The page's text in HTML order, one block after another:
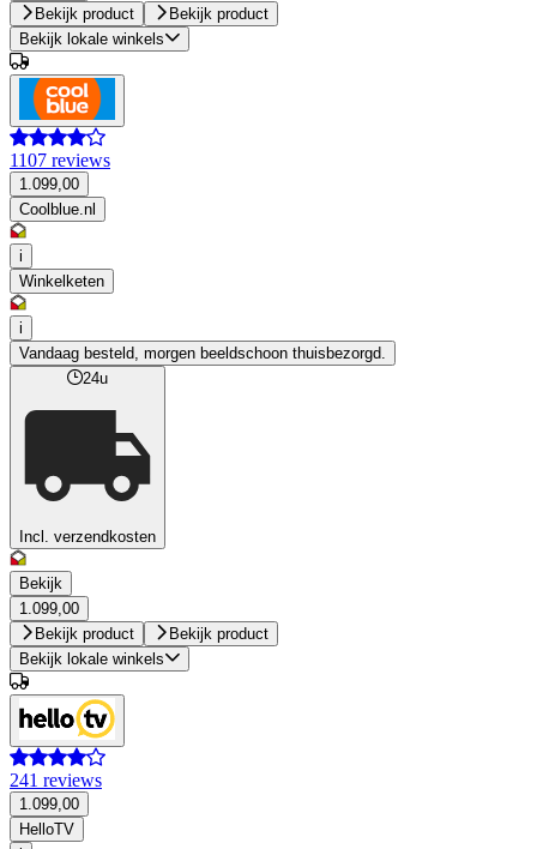
Bekijk product
Bekijk product
Bekijk lokale winkels
1107 reviews
1.099,00
Coolblue.nl
i
Winkelketen
i
Vandaag besteld, morgen beeldschoon thuisbezorgd.
24u
Incl. verzendkosten
Bekijk
1.099,00
Bekijk product
Bekijk product
Bekijk lokale winkels
241 reviews
1.099,00
HelloTV